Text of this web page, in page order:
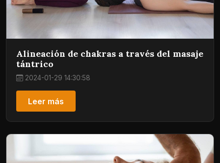
Alineación de chakras a través del masaje
tántrico
2024-01-29 14:30:58
Leer más